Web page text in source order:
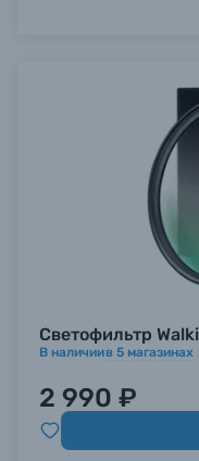
Светофильтр
В наличиив 5 магазинах
2 990 ₽